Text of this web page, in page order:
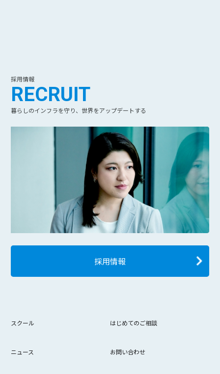
採用情報
RECRUIT
暮らしのインフラを守り、世界をアップデートする
採用情報
スクール はじめてのご相談
ニュース お問い合わせ